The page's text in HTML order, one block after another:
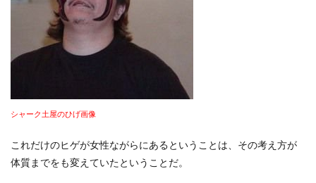
シャーク土屋のひげ画像
これだけのヒゲが女性ながらにあるということは、その考え方が
体質までをも変えていたということだ。